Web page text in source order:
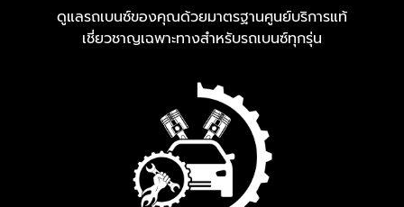
ดูแลรถเบนซ์ของคุณด้วยมาตรฐานศูนย์บริการแท้
เชี่ยวชาญเฉพาะทางสำหรับรถเบนซ์ทุกรุ่น